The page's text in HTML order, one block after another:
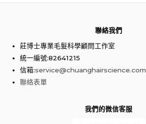
聯絡我們
莊博士專業毛髮科學顧問工作室
統一編號:82641215
信箱:service@chuanghairscience.com
聯絡表單
我們的微信客服